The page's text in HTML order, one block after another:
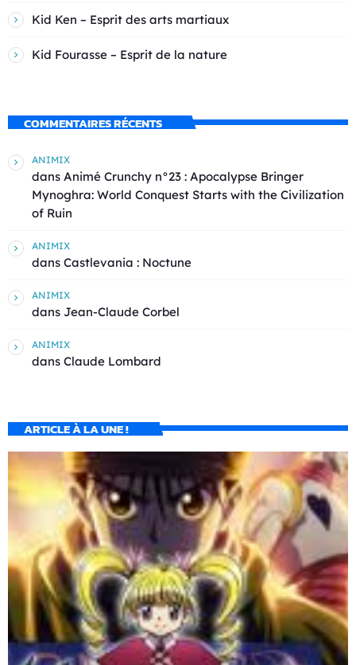
Kid Ken – Esprit des arts martiaux
Kid Fourasse – Esprit de la nature
COMMENTAIRES RÉCENTS
ANIMIX
dans Animé Crunchy n°23 : Apocalypse Bringer
Mynoghra: World Conquest Starts with the Civilization
of Ruin
ANIMIX
dans Castlevania : Noctune
ANIMIX
dans Jean-Claude Corbel
ANIMIX
dans Claude Lombard
ARTICLE À LA UNE !